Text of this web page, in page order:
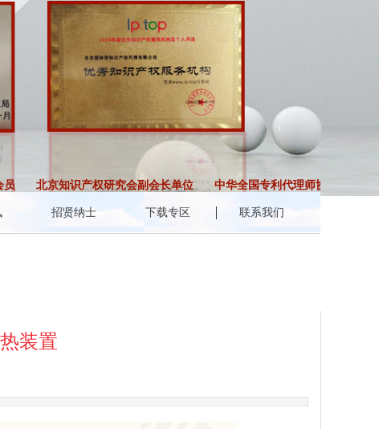
北京知识产权研究会副会长单位 中华全国专利代理师协会会员
招贤纳士 下载专区 联系我们
装置